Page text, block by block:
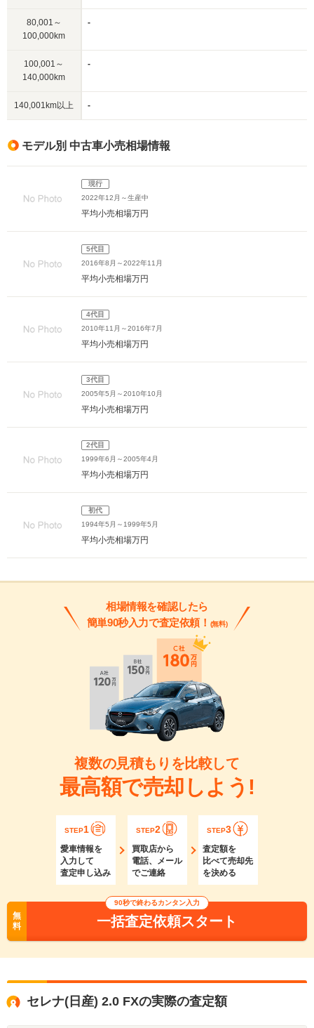
80,001～
100,000km
-
100,001～
140,000km
-
140,001km以上 -
モデル別 中古車小売相場情報
現行
2022年12月～生産中
平均小売相場万円
5代目
2016年8月～2022年11月
平均小売相場万円
4代目
2010年11月～2016年7月
平均小売相場万円
3代目
2005年5月～2010年10月
平均小売相場万円
2代目
1999年6月～2005年4月
平均小売相場万円
初代
1994年5月～1999年5月
平均小売相場万円
相場情報を確認したら
簡単90秒入力で査定依頼！ (無料)
複数の見積もりを比較して
最高額で売却しよう!
STEP1
愛車情報を
入力して
査定申し込み
STEP2
買取店から
電話、メール
でご連絡
STEP3
査定額を
比べて売却先
を決める
無
料
90秒で終わるカンタン入力
一括査定依頼スタート
セレナ(日産) 2.0 FXの実際の査定額